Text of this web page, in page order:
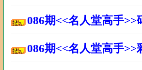
086期<<名人堂高手
086期<<名人堂高手